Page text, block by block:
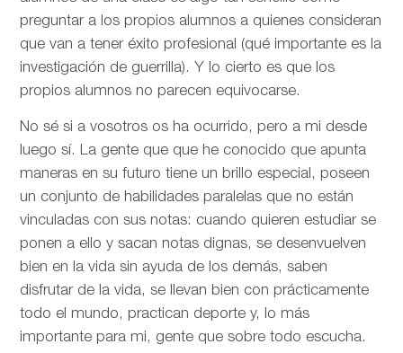
preguntar a los propios alumnos a quienes consideran
que van a tener éxito profesional (qué importante es la
investigación de guerrilla). Y lo cierto es que los
propios alumnos no parecen equivocarse.
No sé si a vosotros os ha ocurrido, pero a mi desde
luego sí. La gente que que he conocido que apunta
maneras en su futuro tiene un brillo especial, poseen
un conjunto de habilidades paralelas que no están
vinculadas con sus notas: cuando quieren estudiar se
ponen a ello y sacan notas dignas, se desenvuelven
bien en la vida sin ayuda de los demás, saben
disfrutar de la vida, se llevan bien con prácticamente
todo el mundo, practican deporte y, lo más
importante para mi, gente que sobre todo escucha.